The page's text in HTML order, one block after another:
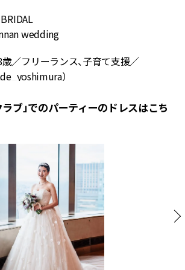
wedding
歳／フリーランス、子育て支援／
）
ラブ」でのパーティーのドレスはこち